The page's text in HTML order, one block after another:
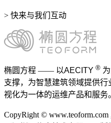
> 快来与我们互动
椭圆方程 —— 以AECITY ®
支撑，为智慧建筑领域提供
视化为一体的运维产品和服务
CopyRight ©